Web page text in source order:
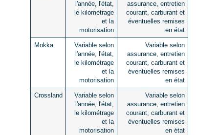
l'année, l'état,
le kilométrage
et la
motorisation
assurance, entretien
courant, carburant et
éventuelles remises
en état
Mokka
Variable selon
l'année, l'état,
le kilométrage
et la
motorisation
Variable selon
assurance, entretien
courant, carburant et
éventuelles remises
en état
Crossland
Variable selon
l'année, l'état,
le kilométrage
et la
motorisation
Variable selon
assurance, entretien
courant, carburant et
éventuelles remises
en état